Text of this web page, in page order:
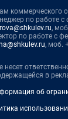
коммерческого
по работе с
,
по работе с
, моб.
несет
в
об